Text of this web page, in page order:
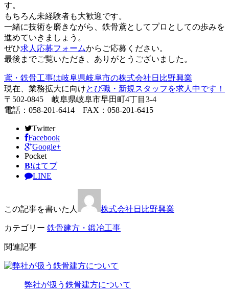
す。
もちろん未経験者も大歓迎です。
一緒に技術を磨きながら、鉄骨鳶としてプロとしての歩みを
進めていきましょう。
ぜひ求人応募フォームからご応募ください。
最後までご覧いただき、ありがとうございました。
鳶・鉄骨工事は岐阜県岐阜市の株式会社日比野興業
現在、業務拡大に向けとび職・新規スタッフを求人中です！
〒502-0845 岐阜県岐阜市早田町4丁目3-4
電話：058-201-6414 FAX：058-201-6415
Twitter
Facebook
Google+
Pocket
B!はてブ
LINE
この記事を書いた人 株式会社日比野興業
カテゴリー 鉄骨建方・鍛冶工事
関連記事
弊社が扱う鉄骨建方について